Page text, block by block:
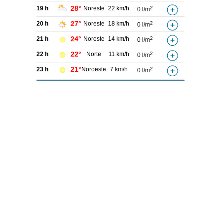
19 h 28° Noreste 22 km/h 0 l/m2
20 h 27° Noreste 18 km/h 0 l/m2
21 h 24° Noreste 14 km/h 0 l/m2
22 h 22° Norte 11 km/h 0 l/m2
23 h 21° Noroeste 7 km/h 0 l/m2